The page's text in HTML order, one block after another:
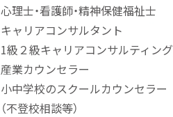
心理士・看護師・精神保健福祉士
キャリアコンサルタント
1級２級キャリアコンサルティン
産業カウンセラー
小中学校のスクールカウンセラー
（不登校相談等）